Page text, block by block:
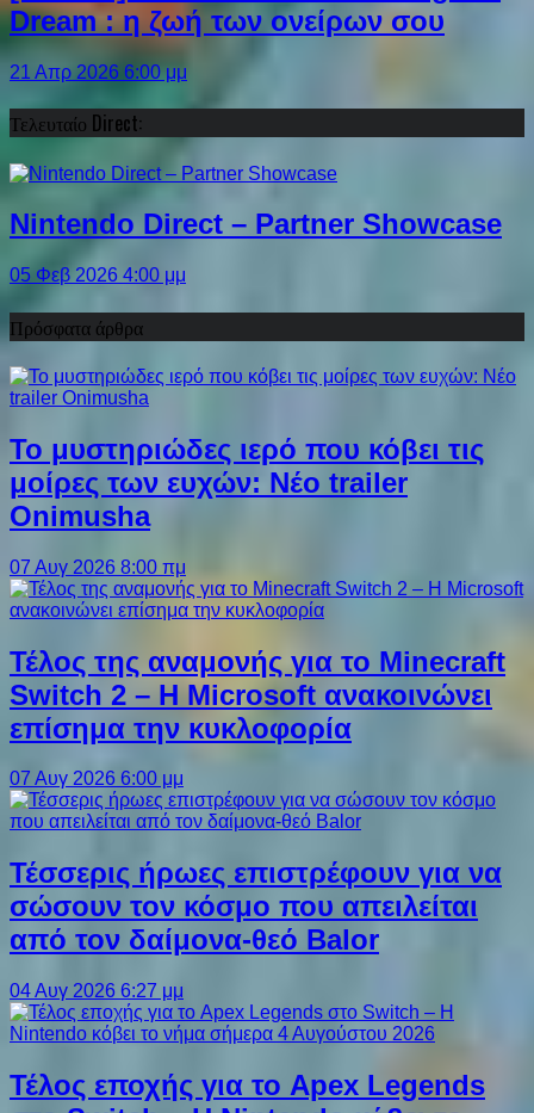
Dream : η ζωή των ονείρων σου
21 Απρ 2026 6:00 μμ
Τελευταίο Direct:
Nintendo Direct – Partner Showcase
05 Φεβ 2026 4:00 μμ
Πρόσφατα άρθρα
Το μυστηριώδες ιερό που κόβει τις
μοίρες των ευχών: Νέο trailer
Onimusha
07 Αυγ 2026 8:00 πμ
Τέλος της αναμονής για το Minecraft
Switch 2 – Η Microsoft ανακοινώνει
επίσημα την κυκλοφορία
07 Αυγ 2026 6:00 μμ
Τέσσερις ήρωες επιστρέφουν για να
σώσουν τον κόσμο που απειλείται
από τον δαίμονα-θεό Balor
04 Αυγ 2026 6:27 μμ
Τέλος εποχής για το Apex Legends